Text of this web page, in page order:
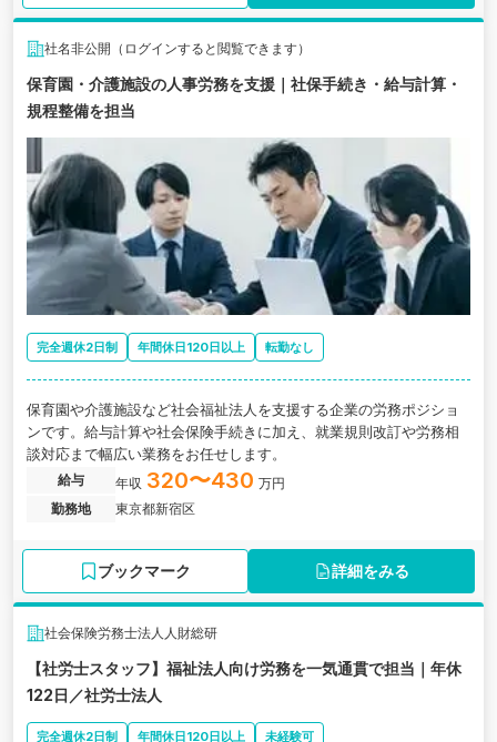
社名非公開（ログインすると閲覧できます）
保育園・介護施設の人事労務を支援｜社保手続き・給与計算・
規程整備を担当
完全週休2日制 年間休日120日以上 転勤なし
保育園や介護施設など社会福祉法人を支援する企業の労務ポジショ
ンです。給与計算や社会保険手続きに加え、就業規則改訂や労務相
談対応まで幅広い業務をお任せします。
給与 年収 320〜430 万円
勤務地
東京都新宿区
ブックマーク 詳細をみる
社会保険労務士法人人財総研
【社労士スタッフ】福祉法人向け労務を一気通貫で担当｜年休
122日／社労士法人
完全週休2日制 年間休日120日以上 未経験可